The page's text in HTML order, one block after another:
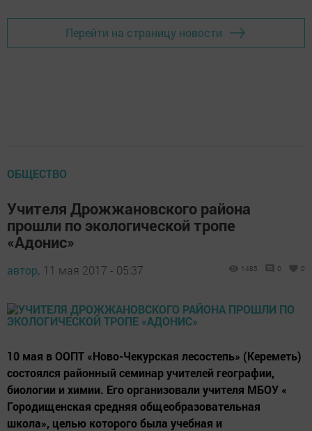
Перейти на страницу новости
ОБЩЕСТВО
Учителя Дрожжановского района
прошли по экологической тропе
«Адонис»
автор, 11 мая 2017 - 05:37 1485 0 0
10 мая в ООПТ «Ново-Чекурская лесостепь» (Кереметь)
состоялся районный семинар учителей географии,
биологии и химии. Его организовали учителя МБОУ «
Городищенская средняя общеобразовательная
школа», целью которого была учебная и